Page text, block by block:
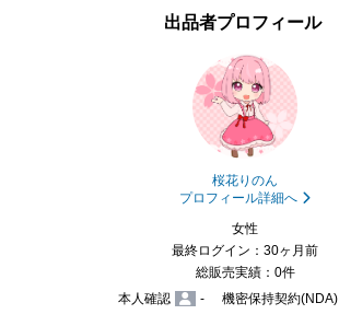
出品者プロフィール
桜花りのん
プロフィール詳細へ
女性
最終ログイン：30ヶ月前
総販売実績：0件
本人確認
- 機密保持契約(NDA)